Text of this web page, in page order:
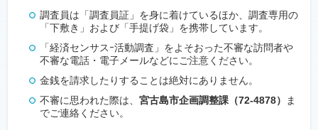
調査員は「調査員証」を身に着けているほか、調査専用の
「下敷き」および「手提げ袋」を携帯しています。
「経済センサスｰ活動調査」をよそおった不審な訪問者や
不審な電話・電子メールなどにご注意ください。
金銭を請求したりすることは絶対にありません。
不審に思われた際は、 宮古島市企画調整課（72-4878）
ま
でご連絡ください。